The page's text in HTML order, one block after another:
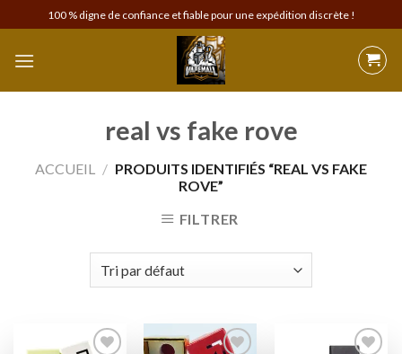
to
content
100 % digne de confiance et fiable pour une expédition discrète !
real vs fake rove
ACCUEIL / PRODUITS IDENTIFIÉS “REAL VS FAKE
ROVE”
FILTRER